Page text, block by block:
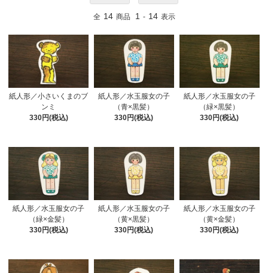
全 14 商品 1 - 14 表示
紙人形／小さいくまのブ
ンミ
330円(税込)
紙人形／水玉服女の子
（青×黒髪）
330円(税込)
紙人形／水玉服女の子
（緑×黒髪）
330円(税込)
紙人形／水玉服女の子
（緑×金髪）
330円(税込)
紙人形／水玉服女の子
（黄×黒髪）
330円(税込)
紙人形／水玉服女の子
（黄×金髪）
330円(税込)